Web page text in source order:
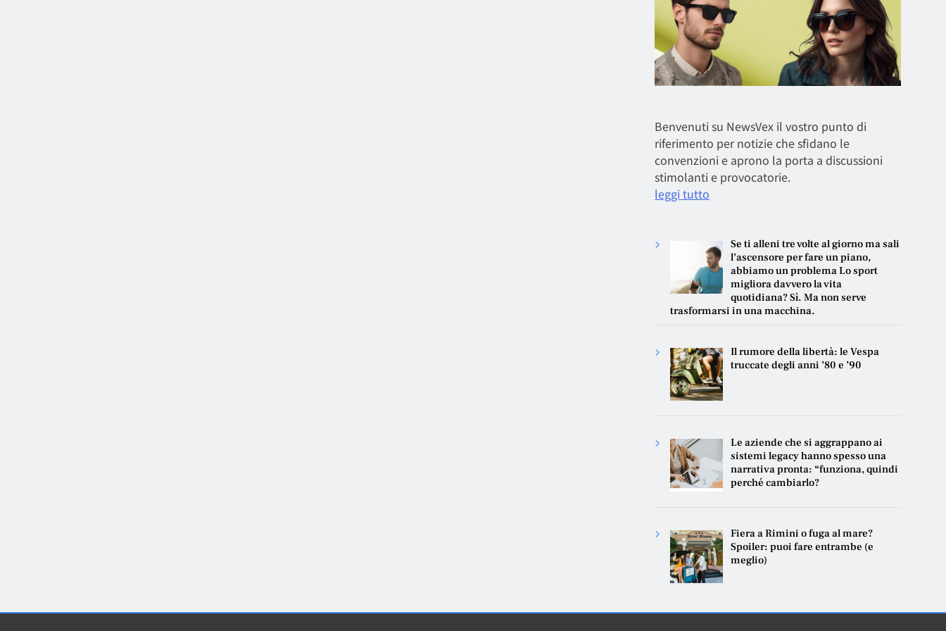
Benvenuti su NewsVex il vostro punto di
riferimento per notizie che sfidano le
convenzioni e aprono la porta a discussioni
stimolanti e provocatorie.
leggi tutto
Se ti alleni tre volte al giorno ma sali
l’ascensore per fare un piano,
abbiamo un problema Lo sport
migliora davvero la vita
quotidiana? Sì. Ma non serve
trasformarsi in una macchina.
Il rumore della libertà: le Vespa
truccate degli anni ’80 e ’90
Le aziende che si aggrappano ai
sistemi legacy hanno spesso una
narrativa pronta: “funziona, quindi
perché cambiarlo?
Fiera a Rimini o fuga al mare?
Spoiler: puoi fare entrambe (e
meglio)